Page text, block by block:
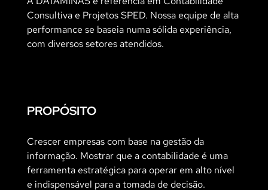
Consultiva e Projetos SPED. Nossa equipe de alta
performance se baseia numa sólida experiência,
com diversos setores atendidos.
PROPÓSITO
Crescer empresas com base na gestão da
informação. Mostrar que a contabilidade é uma
ferramenta estratégica para operar em alto nível
e indispensável para a tomada de decisão.